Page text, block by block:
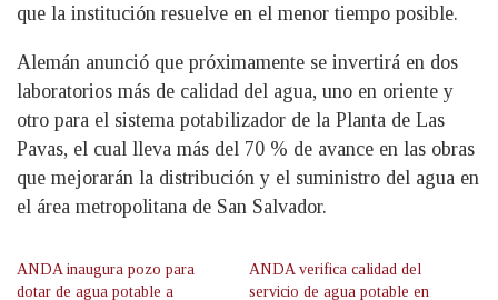
que la institución resuelve en el menor tiempo posible.
Alemán anunció que próximamente se invertirá en dos
laboratorios más de calidad del agua, uno en oriente y
otro para el sistema potabilizador de la Planta de Las
Pavas, el cual lleva más del 70 % de avance en las obras
que mejorarán la distribución y el suministro del agua en
el área metropolitana de San Salvador.
ANDA inaugura pozo para
dotar de agua potable a
ANDA verifica calidad del
servicio de agua potable en